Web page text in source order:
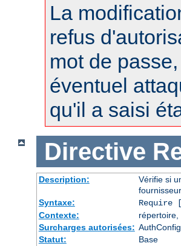
La
refus
mot de
éventuel
qu'il a saisi
Directive
Description:
Vérifie si
Syntaxe:
Require
Contexte:
répertoire,
Surcharges autorisées: AuthConfig
Statut:
Base